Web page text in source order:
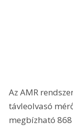
Az AMR
távleolvasó
megbízható